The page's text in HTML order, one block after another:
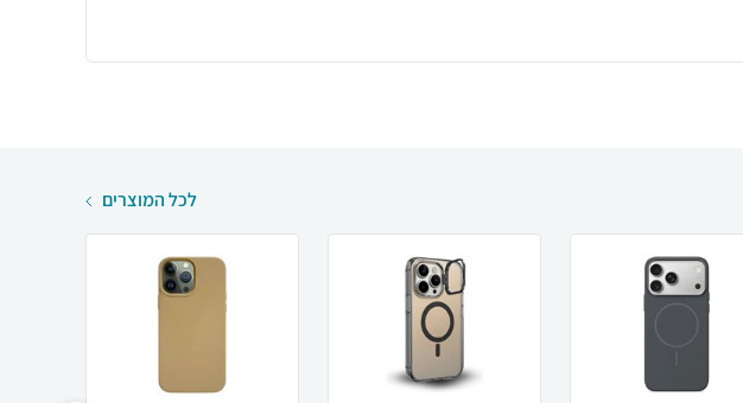
לכל המוצרים